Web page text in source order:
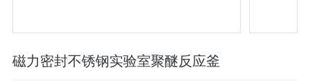
磁力密封不锈钢实验室聚醚反应釜